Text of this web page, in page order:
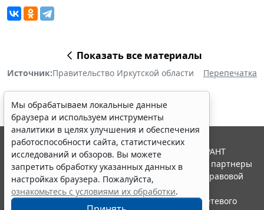
Показать все материалы
Источник:Правительство Иркутской области Перепечатка
Мы обрабатываем локальные данные
браузера и используем инструменты
аналитики в целях улучшения и обеспечения
работоспособности сайта, статистических
исследований и обзоров. Вы можете
запретить обработку указанных данных в
настройках браузера. Пожалуйста,
ознакомьтесь с условиями их обработки.
© ООО "НПП "ГАРАНТ-СЕРВИС", 2026. Система ГАРАНТ
выпускается с 1990 года. Компания "Гарант" и ее партнеры
являются участниками Российской ассоциации правовой
информации ГАРАНТ.
Портал ГАРАНТ.РУ зарегистрирован в качестве сетевого